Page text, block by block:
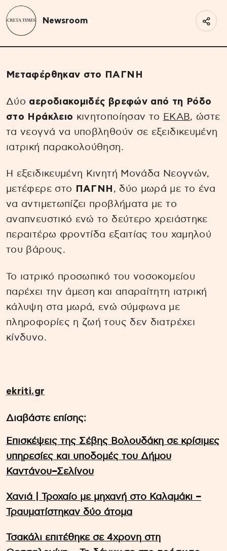
Newsroom
Μεταφέρθηκαν στο ΠΑΓΝΗ
Δύο αεροδιακομιδές βρεφών από τη Ρόδο
στο Ηράκλειο κινητοποίησαν το ΕΚΑΒ, ώστε
τα νεογνά να υποβληθούν σε εξειδικευμένη
ιατρική παρακολούθηση.
Η εξειδικευμένη Κινητή Μονάδα Νεογνών,
μετέφερε στο
ΠΑΓΝΗ , δύο μωρά με το ένα
να αντιμετωπίζει προβλήματα με το
αναπνευστικό ενώ το δεύτερο χρειάστηκε
περαιτέρω φροντίδα εξαιτίας του χαμηλού
του βάρους.
Το ιατρικό προσωπικό του νοσοκομείου
παρέχει την άμεση και απαραίτητη ιατρική
κάλυψη στα μωρά, ενώ σύμφωνα με
πληροφορίες η ζωή τους δεν διατρέχει
κίνδυνο.
ekriti.gr
Διαβάστε επίσης:
Επισκέψεις της Σέβης Βολουδάκη σε κρίσιμες
υπηρεσίες και υποδομές του Δήμου
Καντάνου–Σελίνου
Χανιά | Τροχαίο με μηχανή στο Καλαμάκι –
Τραυματίστηκαν δύο άτομα
Τσακάλι επιτέθηκε σε 4χρονη στη